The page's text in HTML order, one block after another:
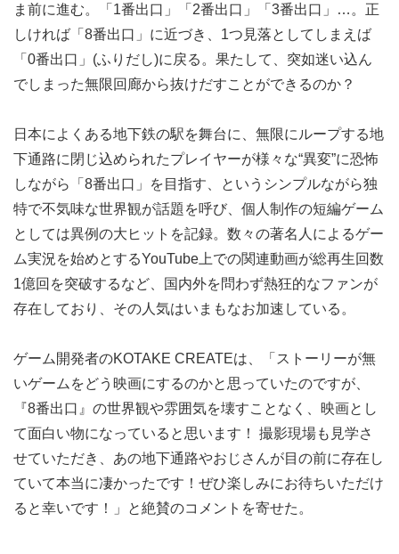
ま前に進む。「1番出口」「2番出口」「3番出口」…。正
しければ「8番出口」に近づき、1つ見落としてしまえば
「0番出口」(ふりだし)に戻る。果たして、突如迷い込ん
でしまった無限回廊から抜けだすことができるのか？
日本によくある地下鉄の駅を舞台に、無限にループする地
下通路に閉じ込められたプレイヤーが様々な“異変”に恐怖
しながら「8番出口」を目指す、というシンプルながら独
特で不気味な世界観が話題を呼び、個人制作の短編ゲーム
としては異例の大ヒットを記録。数々の著名人によるゲー
ム実況を始めとするYouTube上での関連動画が総再生回数
1億回を突破するなど、国内外を問わず熱狂的なファンが
存在しており、その人気はいまもなお加速している。
ゲーム開発者のKOTAKE CREATEは、「ストーリーが無
いゲームをどう映画にするのかと思っていたのですが、
『8番出口』の世界観や雰囲気を壊すことなく、映画とし
て面白い物になっていると思います！ 撮影現場も見学さ
せていただき、あの地下通路やおじさんが目の前に存在し
ていて本当に凄かったです！ぜひ楽しみにお待ちいただけ
ると幸いです！」と絶賛のコメントを寄せた。